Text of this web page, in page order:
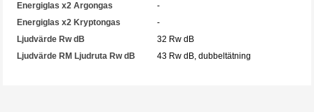
Energiglas x2 Argongas
-
Energiglas x2 Kryptongas
-
Ljudvärde Rw dB
32 Rw dB
Ljudvärde RM Ljudruta Rw dB
43 Rw dB, dubbeltätning